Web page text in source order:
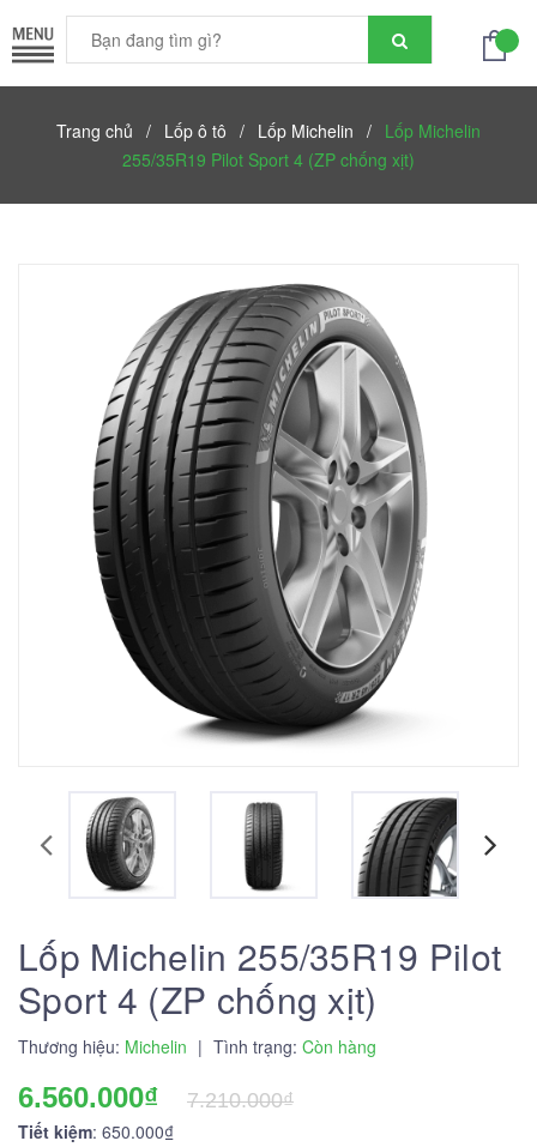
Trang chủ / Lốp ô tô / Lốp Michelin / Lốp Michelin
255/35R19 Pilot Sport 4 (ZP chống xịt)
Lốp Michelin 255/35R19 Pilot
Sport 4 (ZP chống xịt)
Thương hiệu: Michelin | Tình trạng: Còn hàng
6.560.000₫
7.210.000₫
Tiết kiệm: 650.000₫